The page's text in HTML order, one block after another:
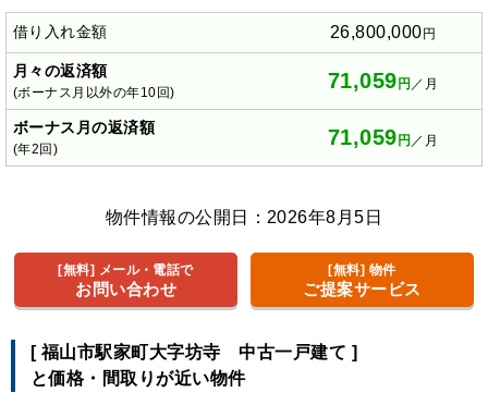
借り入れ金額 26,800,000 円
月々の返済額
(ボーナス月以外の年10回) 71,059 円 ／月
ボーナス月の返済額
(年2回) 71,059 円 ／月
物件情報の公開日：2026年8月5日
[無料] メール・電話で
お問い合わせ
[無料] 物件
ご提案サービス
[福山市駅家町大字坊寺 中古一戸建て ]
と価格・間取りが近い物件